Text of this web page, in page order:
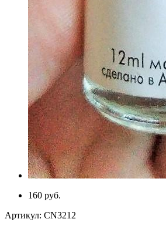
160 руб.
Артикул: CN3212